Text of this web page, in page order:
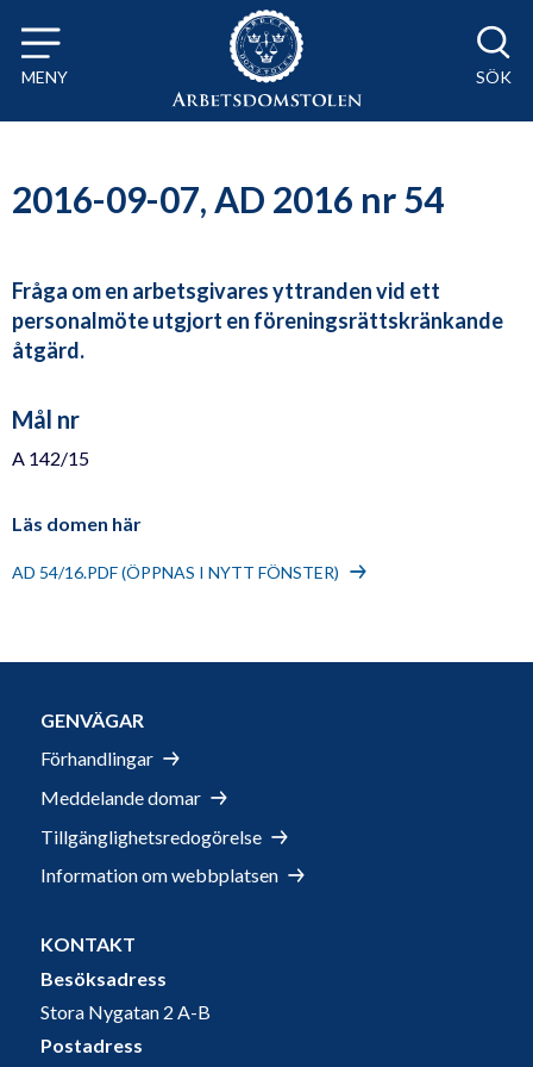
Till innehåll på sidan x
MENY SÖK
2016-09-07, AD 2016 nr 54
Fråga om en arbetsgivares yttranden vid ett
personalmöte utgjort en föreningsrättskränkande
åtgärd.
Mål nr
A 142/15
Läs domen här
AD 54/16.PDF (ÖPPNAS I NYTT FÖNSTER)
GENVÄGAR
Förhandlingar
Meddelande domar
Tillgänglighetsredogörelse
Information om webbplatsen
KONTAKT
Besöksadress
Stora Nygatan 2 A-B
Postadress